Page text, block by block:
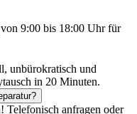
9:00 bis 18:00 Uhr für
unbürokratisch und
in 20 Minuten.
Telefonisch anfragen oder